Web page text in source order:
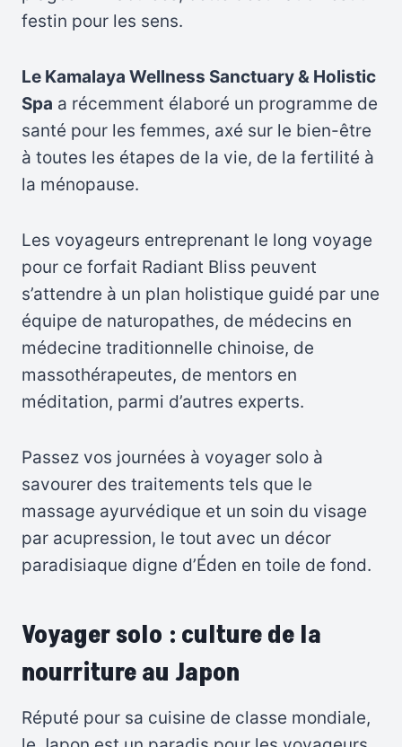
festin pour les sens.
Le Kamalaya Wellness Sanctuary & Holistic
Spa a récemment élaboré un programme de
santé pour les femmes, axé sur le bien-être
à toutes les étapes de la vie, de la fertilité à
la ménopause.
Les voyageurs entreprenant le long voyage
pour ce forfait Radiant Bliss peuvent
s’attendre à un plan holistique guidé par une
équipe de naturopathes, de médecins en
médecine traditionnelle chinoise, de
massothérapeutes, de mentors en
méditation, parmi d’autres experts.
Passez vos journées à voyager solo à
savourer des traitements tels que le
massage ayurvédique et un soin du visage
par acupression, le tout avec un décor
paradisiaque digne d’Éden en toile de fond.
Voyager solo : culture de la
nourriture au Japon
Réputé pour sa cuisine de classe mondiale,